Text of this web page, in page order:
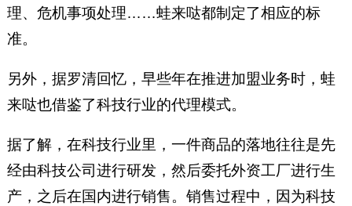
理、危机事项处理……蛙来哒都制定了相应的标
准。
另外，据罗清回忆，早些年在推进加盟业务时，蛙
来哒也借鉴了科技行业的代理模式。
据了解，在科技行业里，一件商品的落地往往是先
经由科技公司进行研发，然后委托外资工厂进行生
产，之后在国内进行销售。销售过程中，因为科技